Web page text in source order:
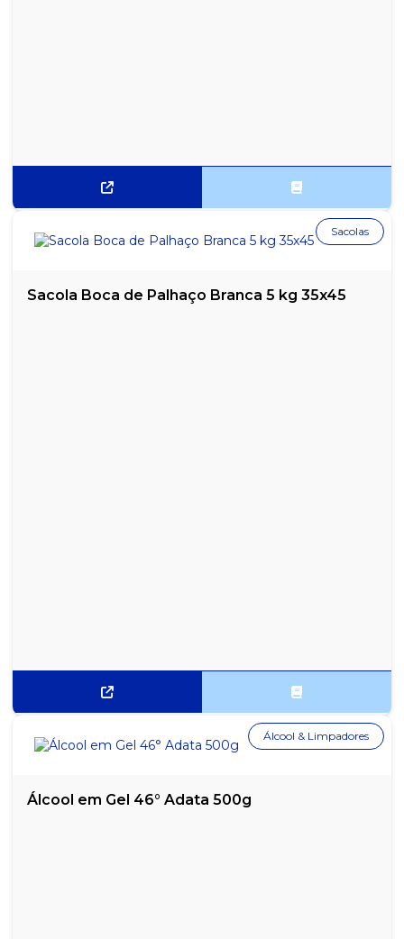
Sacola Boca de Palhaço Branca 5 kg 35x45
Sacolas
Álcool em Gel 46° Adata 500g
Álcool & Limpadores